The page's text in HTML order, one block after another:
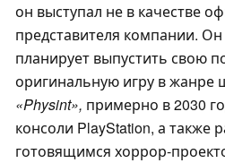
он выступал не в качестве
представителя компании.
планирует выпустить свою
оригинальную игру в жанре
«Physint», примерно в 2030
консоли PlayStation, а также
готовящимся хоррор-